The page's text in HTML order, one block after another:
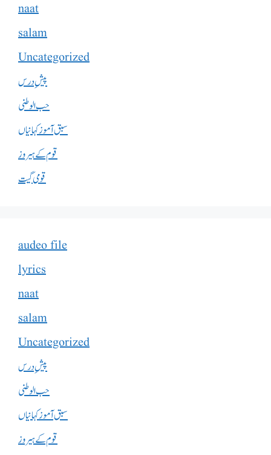
naat
salam
Uncategorized
پیشِ درس
حب الوطنی
سبق آموز کہانیاں
قوم کے ہیروز
قومی گیت
audeo file
lyrics
naat
salam
Uncategorized
پیشِ درس
حب الوطنی
سبق آموز کہانیاں
قوم کے ہیروز